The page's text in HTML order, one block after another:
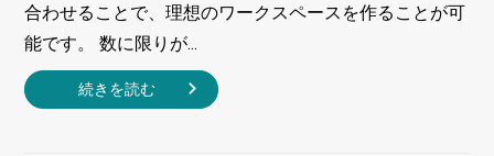
合わせることで、理想のワークスペースを作ることが可
能です。 数に限りが...
続きを読む